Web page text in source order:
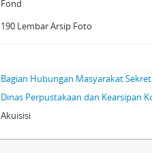
Fond
190 Lembar Arsip Foto
Bagian Hubungan Masyarakat
Dinas Perpustakaan dan Kearsipan
Akuisisi